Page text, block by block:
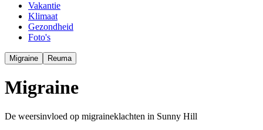
Vakantie
Klimaat
Gezondheid
Foto's
Migraine Reuma
Migraine
De weersinvloed op migraineklachten in Sunny Hill